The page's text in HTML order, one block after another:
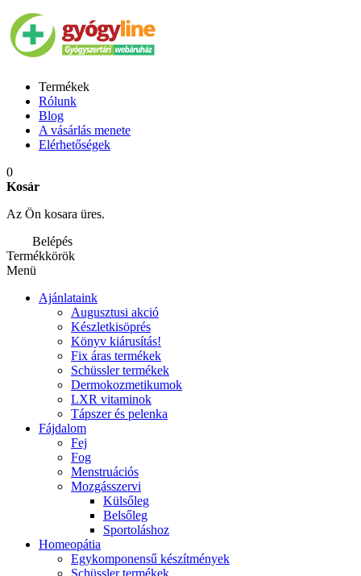
Termékek
Rólunk
Blog
A vásárlás menete
Elérhetőségek
0
Kosár
Az Ön kosara üres.
Belépés
Termékkörök
Menü
Ajánlataink
Augusztusi akció
Készletkisöprés
Könyv kiárusítás!
Fix áras termékek
Schüssler termékek
Dermokozmetikumok
LXR vitaminok
Tápszer és pelenka
Fájdalom
Fej
Fog
Menstruációs
Mozgásszervi
Külsőleg
Belsőleg
Sportoláshoz
Homeopátia
Egykomponensű készítmények
Schüssler termékek